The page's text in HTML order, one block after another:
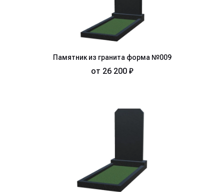
Памятник из гранита форма №009
от 26 200 ₽